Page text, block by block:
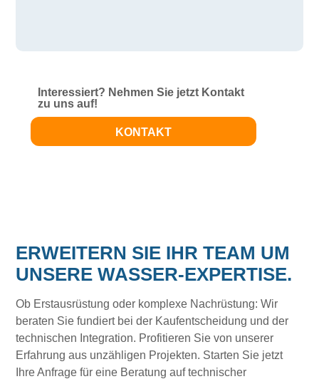
Interessiert? Nehmen Sie jetzt Kontakt
zu uns auf!
KONTAKT
ERWEITERN SIE IHR TEAM UM
UNSERE WASSER-EXPERTISE.
Ob Erstausrüstung oder komplexe Nachrüstung: Wir
beraten Sie fundiert bei der Kaufentscheidung und der
technischen Integration. Profitieren Sie von unserer
Erfahrung aus unzähligen Projekten. Starten Sie jetzt
Ihre Anfrage für eine Beratung auf technischer